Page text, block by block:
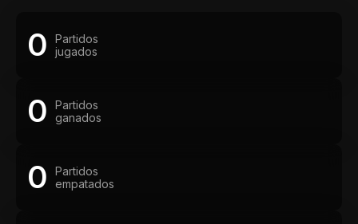
0
Partidos
jugados
0
Partidos
ganados
0
Partidos
empatados